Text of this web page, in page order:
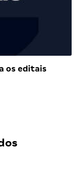
os editais